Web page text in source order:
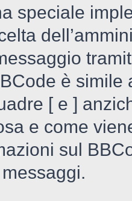
speciale
è simile
[ e ]
e come
sul